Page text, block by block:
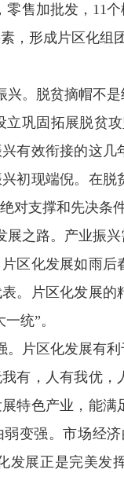
零售加批发， 11个
，形成片区化组
兴。脱贫摘帽不
立巩固拓展脱贫
有效衔接的这
初现端倪。在
对支撑和先决条件
展之路。产业振
区化发展如雨后
。片区化发展的
一统”。
。片区化发展有
有，人有我优
特色产业，能
变强。市场经
发展正是完美发